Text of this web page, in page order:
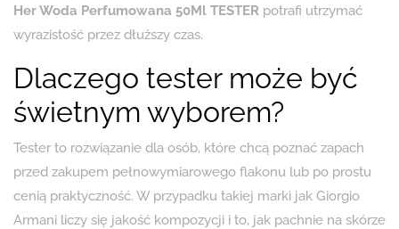
Her Woda Perfumowana 50Ml TESTER potrafi utrzymać
wyrazistość przez dłuższy czas.
Dlaczego tester może być
świetnym wyborem?
Tester to rozwiązanie dla osób, które chcą poznać zapach
przed zakupem pełnowymiarowego flakonu lub po prostu
cenią praktyczność. W przypadku takiej marki jak Giorgio
Armani liczy się jakość kompozycji i to, jak pachnie na skórze